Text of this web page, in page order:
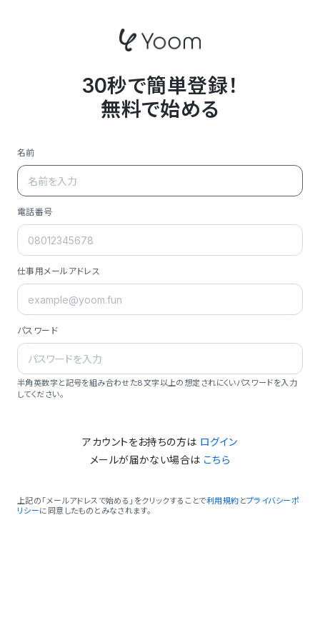
30秒で簡単登録！
無料で始める
名前
電話番号
仕事用メールアドレス
パスワード
半角英数字と記号を組み合わせた8文字以上の想定されにくいパスワードを入力
してください。
アカウントをお持ちの方は ログイン
メールが届かない場合は こちら
上記の「メールアドレスで始める」をクリックすることで利用規約 とプライバシーポ
リシーに同意したものとみなされます。